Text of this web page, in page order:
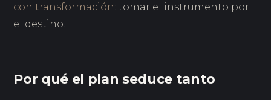
con transformación: tomar el instrumento por
el destino.
Por qué el plan seduce tanto